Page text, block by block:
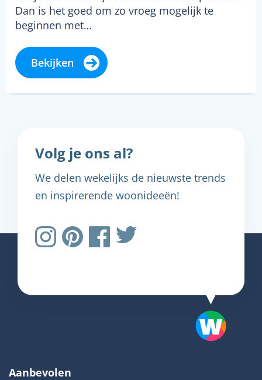
Dan is het goed om zo vroeg mogelijk te
beginnen met…
Bekijken
Volg je ons al?
We delen wekelijks de nieuwste trends
en inspirerende woonideeën!
Aanbevolen